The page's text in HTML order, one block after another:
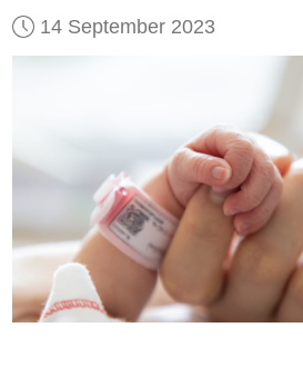
14 September 2023